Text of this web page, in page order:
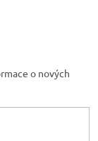
o nových